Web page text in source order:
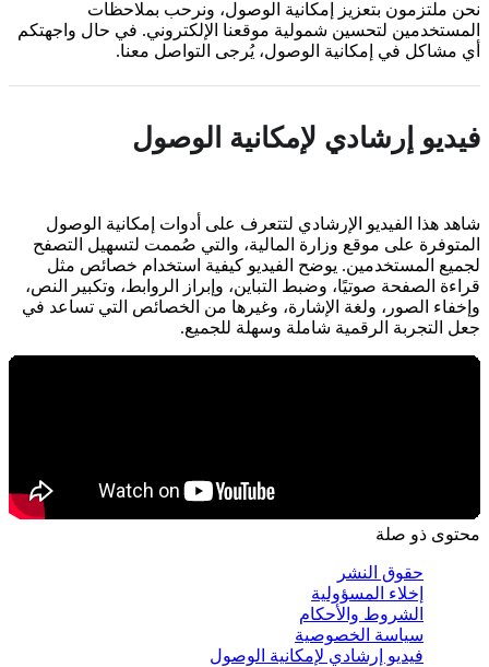
نحن ملتزمون بتعزيز إمكانية الوصول، ونرحب بملاحظات
المستخدمين لتحسين شمولية موقعنا الإلكتروني. في حال واجهتكم
أي مشاكل في إمكانية الوصول، يُرجى التواصل معنا.
فيديو إرشادي لإمكانية الوصول
شاهد هذا الفيديو الإرشادي لتتعرف على أدوات إمكانية الوصول
المتوفرة على موقع وزارة المالية، والتي صُممت لتسهيل التصفح
لجميع المستخدمين. يوضح الفيديو كيفية استخدام خصائص مثل
قراءة الصفحة صوتيًا، وضبط التباين، وإبراز الروابط، وتكبير النص،
وإخفاء الصور، ولغة الإشارة، وغيرها من الخصائص التي تساعد في
جعل التجربة الرقمية شاملة وسهلة للجميع.
محتوى ذو صلة
حقوق النشر
إخلاء المسؤولية
الشروط والأحكام
سياسة الخصوصية
فيديو إرشادي لإمكانية الوصول